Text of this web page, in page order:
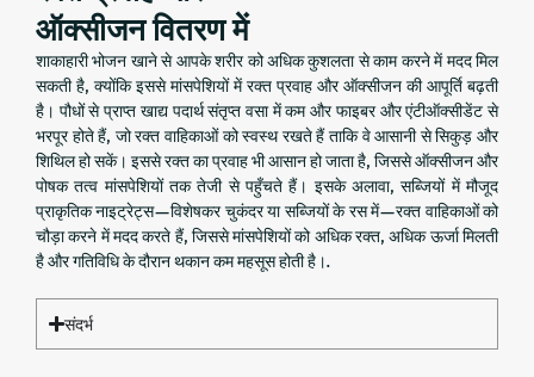
ऑक्सीजन वितरण में
शाकाहारी भोजन खाने से आपके शरीर को अधिक कुशलता से काम करने में मदद मिल
सकती है, क्योंकि इससे मांसपेशियों में रक्त प्रवाह और ऑक्सीजन की आपूर्ति बढ़ती
है। पौधों से प्राप्त खाद्य पदार्थ संतृप्त वसा में कम और फाइबर और एंटीऑक्सीडेंट से
भरपूर होते हैं, जो रक्त वाहिकाओं को स्वस्थ रखते हैं ताकि वे आसानी से सिकुड़ और
शिथिल हो सकें। इससे रक्त का प्रवाह भी आसान हो जाता है, जिससे ऑक्सीजन और
पोषक तत्व मांसपेशियों तक तेजी से पहुँचते हैं। इसके अलावा, सब्जियों में मौजूद
प्राकृतिक नाइट्रेट्स—विशेषकर चुकंदर या सब्जियों के रस में—रक्त वाहिकाओं को
चौड़ा करने में मदद करते हैं, जिससे मांसपेशियों को अधिक रक्त, अधिक ऊर्जा मिलती
है और गतिविधि के दौरान थकान कम महसूस होती है।.
संदर्भ